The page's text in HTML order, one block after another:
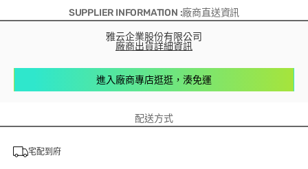
SUPPLIER INFORMATION :廠商直送資訊
雅云企業股份有限公司
廠商出貨詳細資訊
進入廠商專店逛逛，湊免運
配送方式
宅配到府